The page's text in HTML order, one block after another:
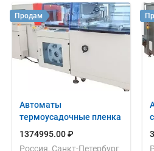
Автоматы
термоусадочные пленка
1374995.00 ₽
Россия, Санкт-Петербург
Продам